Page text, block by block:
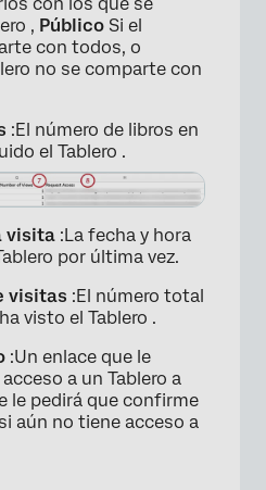
, Público Si el
con todos, o
no se comparte con
:El número de libros en
el Tablero .
visita :La fecha y hora
por última vez.
visitas :El número total
visto el Tablero .
:Un enlace que le
a un Tablero a
le pedirá que confirme
aún no tiene acceso a